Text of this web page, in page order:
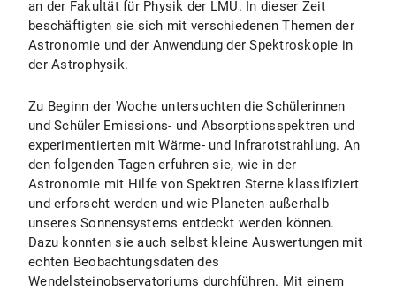
an der Fakultät für Physik der LMU. In dieser Zeit
beschäftigten sie sich mit verschiedenen Themen der
Astronomie und der Anwendung der Spektroskopie in
der Astrophysik.
Zu Beginn der Woche untersuchten die Schülerinnen
und Schüler Emissions- und Absorptionsspektren und
experimentierten mit Wärme- und Infrarotstrahlung. An
den folgenden Tagen erfuhren sie, wie in der
Astronomie mit Hilfe von Spektren Sterne klassifiziert
und erforscht werden und wie Planeten außerhalb
unseres Sonnensystems entdeckt werden können.
Dazu konnten sie auch selbst kleine Auswertungen mit
echten Beobachtungsdaten des
Wendelsteinobservatoriums durchführen. Mit einem